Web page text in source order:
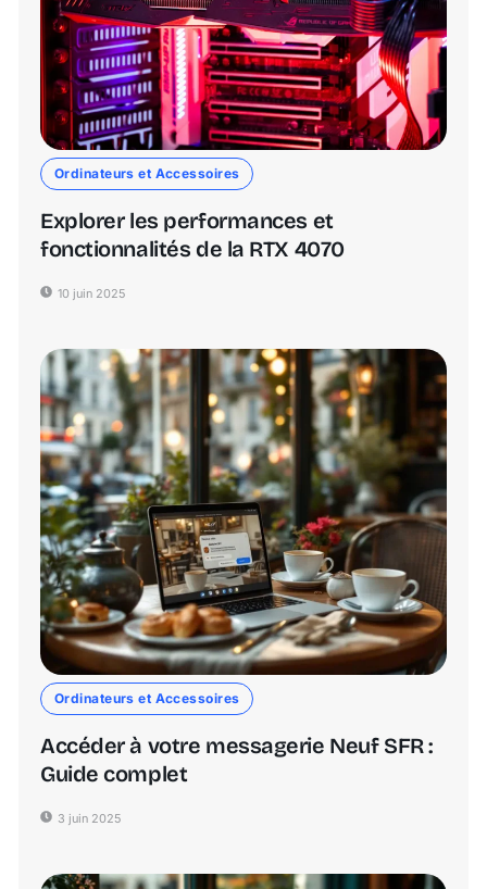
Ordinateurs et Accessoires
Explorer les performances et
fonctionnalités de la RTX 4070
10 juin 2025
Ordinateurs et Accessoires
Accéder à votre messagerie Neuf SFR :
Guide complet
3 juin 2025